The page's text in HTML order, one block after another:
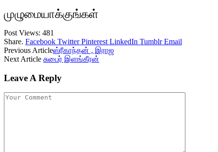
முழுமையாக்குங்கள்
Post Views: 481
Share. Facebook Twitter Pinterest LinkedIn Tumblr Email
Previous Articleஸ்ரீகாந்தன் , இராஜ
Next Article சுபைர் இளங்கீரன்
Leave A Reply